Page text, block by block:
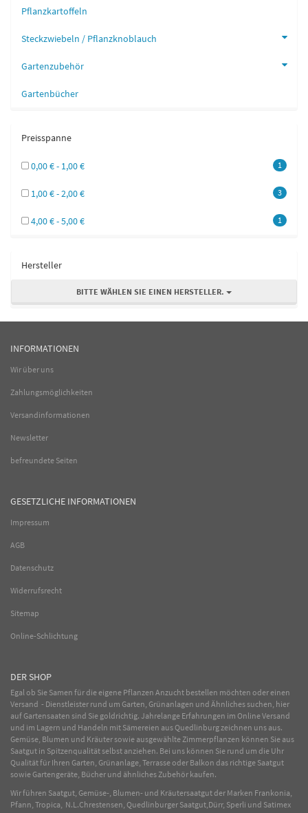
Pflanzkartoffeln
Steckzwiebeln / Pflanzknoblauch
Gartenzubehör
Gartenbücher
Preisspanne
1
0,00 € - 1,00 €
3
1,00 € - 2,00 €
1
4,00 € - 5,00 €
Hersteller
BITTE WÄHLEN SIE EINEN HERSTELLER.
INFORMATIONEN
Wir über uns
Zahlungsmöglichkeiten
Versandinformationen
Newsletter
befreundete Seiten
GESETZLICHE INFORMATIONEN
Impressum
AGB
Datenschutz
Widerrufsrecht
Sitemap
Online-Schlichtung
DER SHOP
Egal ob Sie Samen für die eigene Pflanzen Anzucht bestellen möchten oder einen
Versand - Dienstleister rund um Garten, Grünanlagen und Ähnliches suchen, hier
auf Gartensaaten sind Sie goldrichtig. Jahrelange Erfahrungen im OnlineVersand
und im Lagern und Handeln mit Sämereien aus Quedlinburg zeichnen uns aus.
Gemüse, Blumen und Kräuter sowie ausgewählteZimmerpflanzen können Sie aus
Saatgut in Spitzenqualität selbst anziehen. Bei uns können Sie rund um die Uhr
Qualität für Ihren Garten, Grünanlage, Terrasse oder Balkon das richtige Saatgut
sowie Gartengeräte, Bücher und ähnliches Zubehör kaufen.
Wir führen Saatgut, Gemüse-, Blumen- und Kräutersaatgut der Marken Frankonia,
Pfann, Tropica, N.L.Chrestensen, Quedlinburger Saatgut,Dürr, Sperli und Satimex